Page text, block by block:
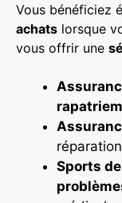
Vous bénéficiez
achats lorsque
vous offrir une
Sports